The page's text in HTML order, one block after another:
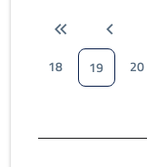
18
19 20